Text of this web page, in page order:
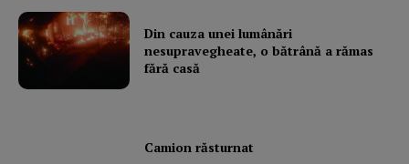
Din cauza unei lumânări
nesupravegheate, o bătrână a rămas
fără casă
Camion răsturnat